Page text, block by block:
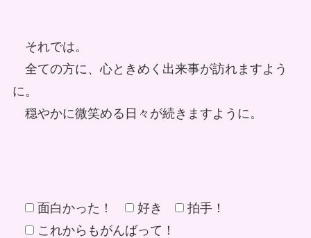
それでは。
全ての方に、心ときめく出来事が訪れますよう
に。
穏やかに微笑める日々が続きますように。
面白かった！ 好き
拍手！
これからもがんばって！